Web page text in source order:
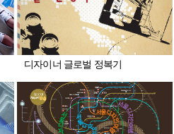
디자이너 글로벌 정복기